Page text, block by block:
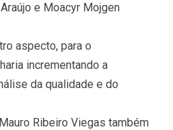
e Moacyr Mojgen
aspecto, para o
incrementando a
da qualidade e do
Ribeiro Viegas também